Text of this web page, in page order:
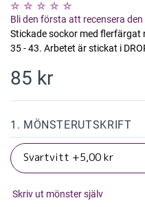
Bli den första att recensera
Stickade sockor med flerfärgat
35 - 43. Arbetet är stickat i
85 kr
1. MÖNSTERUTSKRIFT
Skriv ut mönster själv